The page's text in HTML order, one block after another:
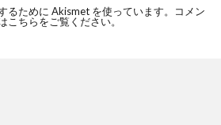
るために Akismet を使っています。
コメン
こちらをご覧ください。